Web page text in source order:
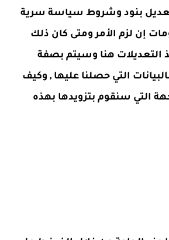
بنود وشروط سياسة سرية
إن لزم الأمر ومتى كان ذلك
التعديلات هنا وسيتم بصفة
التي حصلنا عليها , وكيف
التي سنقوم بتزويدها بهذه